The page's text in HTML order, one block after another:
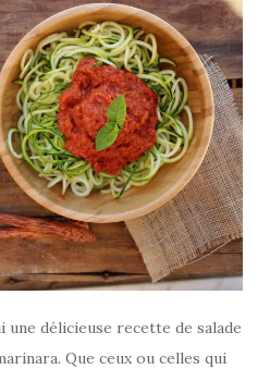
une délicieuse recette de salade
Que ceux ou celles qui